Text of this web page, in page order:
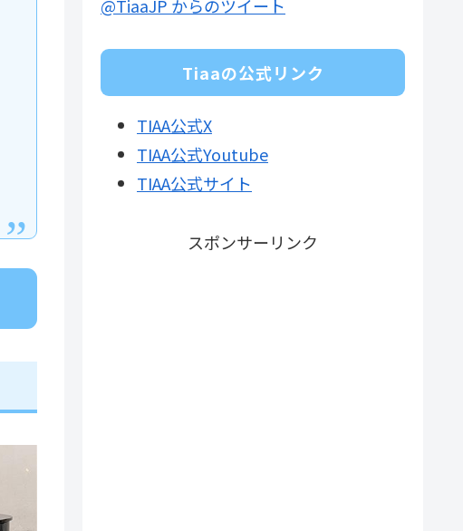
@TiaaJP からのツイート
Tiaaの公式リンク
TIAA公式X
TIAA公式Youtube
TIAA公式サイト
スポンサーリンク